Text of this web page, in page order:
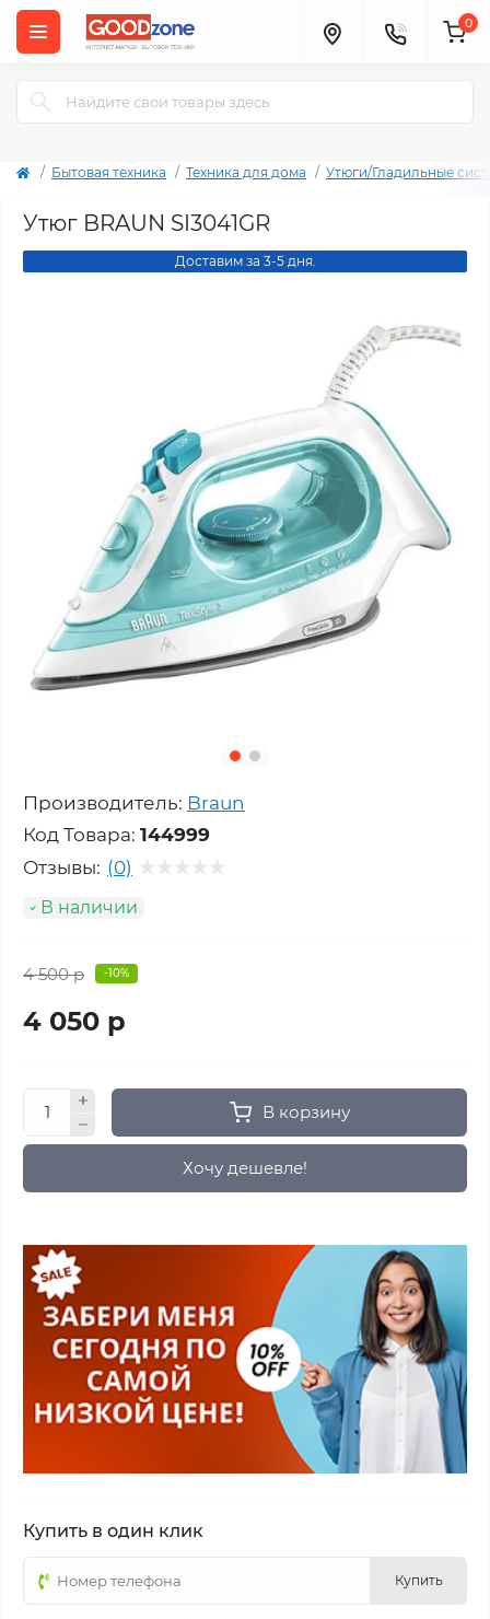
0
Бытовая техника Техника для дома Утюги/Гладильные
Утюг BRAUN SI3041GR
Доставим за 3-5 дня.
Производитель: Braun
Код Товара: 144999
Отзывы: (0)
В наличии
4 500 р -10%
4 050 р
В корзину
Хочу дешевле!
Купить в один клик
Купить